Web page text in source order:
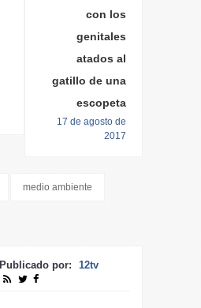
con los
genitales
atados al
gatillo de una
escopeta
17 de agosto de
2017
medio ambiente
Publicado por: 12tv